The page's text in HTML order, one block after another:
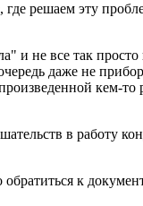
решаем эту
и не все так
даже не
кем-
в работу
к